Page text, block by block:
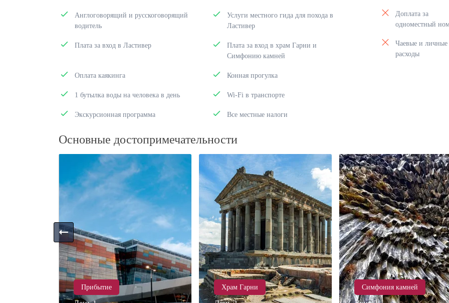
Англоговорящий и русскоговорящий
водитель
Услуги местного гида для похода в
Ластивер
Плата за вход в Ластивер
Плата за вход в храм Гарни и
Симфонию камней
Оплата каякинга Конная прогулка
1 бутылка воды на человека в день Wi-Fi в транспорте
Экскурсионная программа Все местные налоги
Доплата за
одноместный
Чаевые и личные
расходы
Основные достопримечательности
Прибытие Храм Гарни Симфония камней